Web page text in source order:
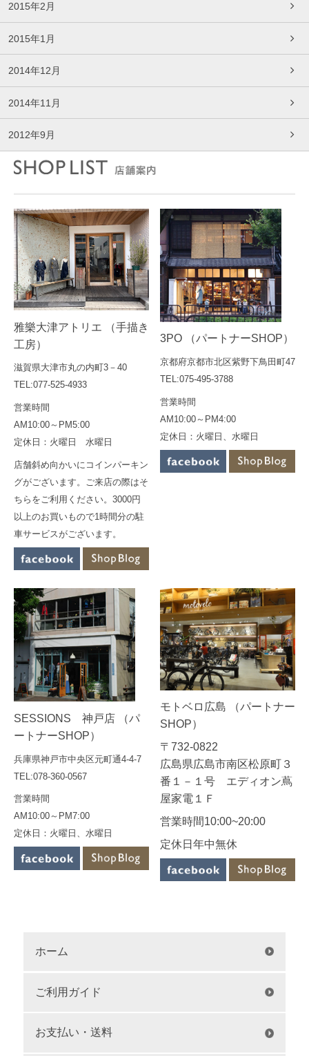
2015年2月
2015年1月
2014年12月
2014年11月
2012年9月
雅樂大津アトリエ （手描き
工房）
滋賀県大津市丸の内町3－40
TEL:077-525-4933
営業時間
AM10:00～PM5:00
定休日：火曜日 水曜日
店舗斜め向かいにコインパーキン
グがございます。ご来店の際はそ
ちらをご利用ください。3000円
以上のお買いもので1時間分の駐
車サービスがございます。
3PO （パートナーSHOP）
京都府京都市北区紫野下鳥田町47
TEL:075-495-3788
営業時間
AM10:00～PM4:00
定休日：火曜日、水曜日
SESSIONS 神戸店 （パ
ートナーSHOP）
兵庫県神戸市中央区元町通4-4-7
TEL:078-360-0567
営業時間
AM10:00～PM7:00
定休日：火曜日、水曜日
モトベロ広島 （パートナー
SHOP）
〒732-0822
広島県広島市南区松原町３
番１－１号 エディオン蔦
屋家電１Ｆ
営業時間10:00~20:00
定休日年中無休
ホーム
ご利用ガイド
お支払い・送料